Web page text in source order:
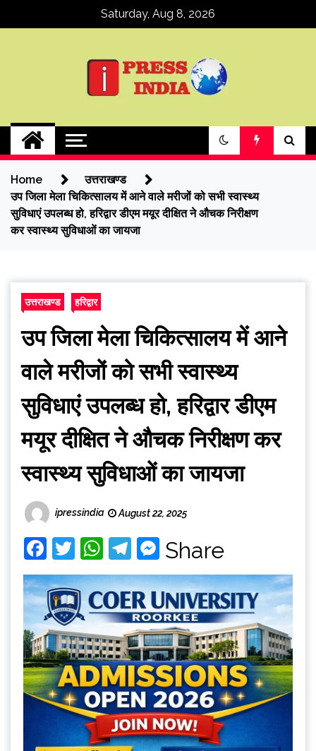
Saturday, Aug 8, 2026
ipressindia
Home
उत्तराखण्ड
उप जिला मेला चिकित्सालय में आने वाले मरीजों को सभी स्वास्थ्य
सुविधाएं उपलब्ध हो, हरिद्वार डीएम मयूर दीक्षित ने औचक निरीक्षण
कर स्वास्थ्य सुविधाओं का जायजा
उत्तराखण्ड हरिद्वार
उप जिला मेला चिकित्सालय में आने
वाले मरीजों को सभी स्वास्थ्य
सुविधाएं उपलब्ध हो, हरिद्वार डीएम
मयूर दीक्षित ने औचक निरीक्षण कर
स्वास्थ्य सुविधाओं का जायजा
ipressindia August 22, 2025
Facebook
Twitter
WhatsApp
Telegram
Messenger
Share